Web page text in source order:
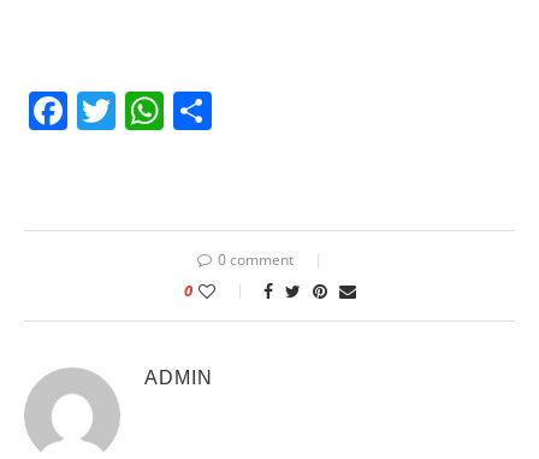
Facebook
TwitterWhatsApp
0 comment
0
ADMIN